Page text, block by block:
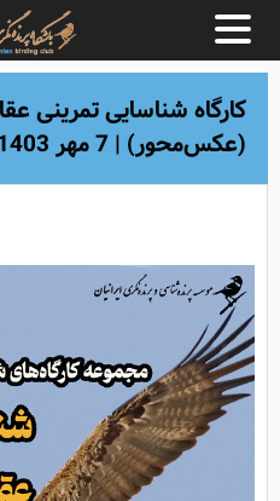
کارگاه شناسایی تمرینی
(عکس‌محور) | 7 مهر 1403